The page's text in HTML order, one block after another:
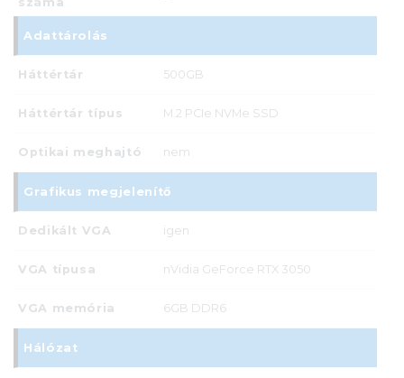
Adattárolás
Háttértár 500GB
Háttértár típus M.2 PCIe NVMe SSD
Optikai meghajtó nem
Grafikus megjelenítő
Dedikált VGA igen
VGA típusa nVidia GeForce RTX 3050
VGA memória 6GB DDR6
Hálózat